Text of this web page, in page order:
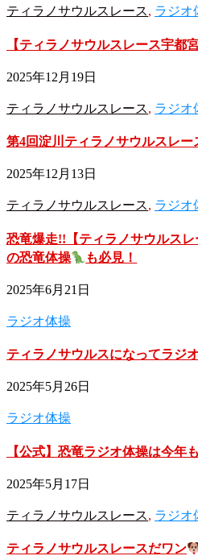
ティラノサウルスレース, ラジオ
【ティラノサウルスレース宇都
2025年12月19日
ティラノサウルスレース, ラジオ
第4回淀川ティラノサウルスレー
2025年12月13日
ティラノサウルスレース, ラジオ
恐竜爆走!!【ティラノサウルス
の恐竜体操
も必見！
2025年6月21日
ラジオ体操
ティラノサウルスになってラジ
2025年5月26日
ラジオ体操
【公式】恐竜ラジオ体操は今年
2025年5月17日
ティラノサウルスレース, ラジオ
ティラノサウルスレースだワン